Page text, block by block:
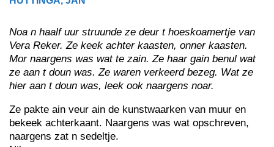
Noa n haalf uur struunde ze deur t hoeskoamertje van
Vera Reker. Ze keek achter kaasten, onner kaasten.
Mor naargens was wat te zain. Ze haar gain benul wat
ze aan t doun was. Ze waren verkeerd bezeg. Wat ze
hier aan t doun was, leek ook naargens noar.
Ze pakte ain veur ain de kunstwaarken van muur en
bekeek achterkaant. Naargens was wat opschreven,
naargens zat n sedeltje.